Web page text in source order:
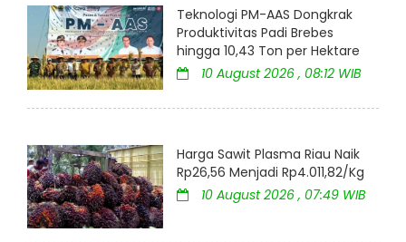
Teknologi PM-AAS Dongkrak
Produktivitas Padi Brebes
hingga 10,43 Ton per Hektare
10 August 2026 , 08:12 WIB
Harga Sawit Plasma Riau Naik
Rp26,56 Menjadi Rp4.011,82/Kg
10 August 2026 , 07:49 WIB